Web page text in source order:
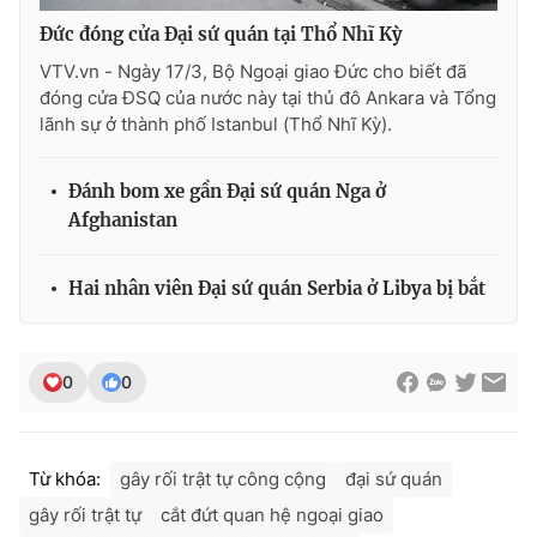
THỜI BÁO VTV
Theo dõi báo trên
Cơ quan chủ quản:Đài Truyền hình Việt Nam
Giấy phép hoạt động báo in và báo điện tử số 483/GP-BTTTT
cấp ngày 29/12/2023
Nguyễn Trọng Ninh
Tổng đài VTV:024.38 355 931 - 024.38 355 932
Đức đóng cửa Đại sứ quán tại Thổ Nhĩ Kỳ
VTV.vn - Ngày 17/3, Bộ Ngoại giao Đức cho biết đã
đóng cửa ĐSQ của nước này tại thủ đô Ankara và Tổng
lãnh sự ở thành phố Istanbul (Thổ Nhĩ Kỳ).
Đánh bom xe gần Đại sứ quán Nga ở
Afghanistan
Hai nhân viên Đại sứ quán Serbia ở Libya bị bắt
0 0
Từ khóa: gây rối trật tự công cộng
đại sứ quán
gây rối trật tự
cắt đứt quan hệ ngoại giao